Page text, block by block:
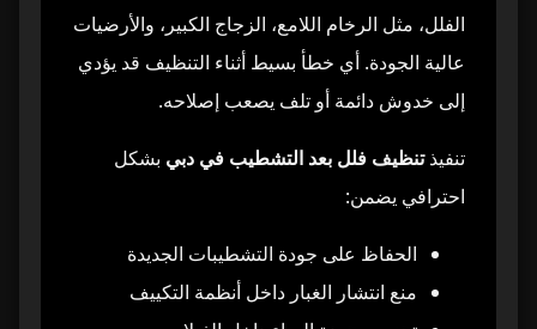
كم يستغرق تنظيف فلل بعد التشطيب في دبي؟
28 هل الفيلا تكون جاهزة للسكن مباشرة بعد
29 هل تشمل الخدمة تنظيف الخزائن من الداخل؟
هل يتم تنظيف فتحات التكييف أثناء التنظيف؟
الفلل، مثل الرخام اللامع، الزجاج الكبير، والأرضيات
عالية الجودة. أي خطأ بسيط أثناء التنظيف قد يؤدي
إلى خدوش دائمة أو تلف يصعب إصلاحه.
تنفيذتنظيف فلل بعد التشطيب في دبي بشكل
احترافي يضمن:
الحفاظ على جودة التشطيبات الجديدة
منع انتشار الغبار داخل أنظمة التكييف